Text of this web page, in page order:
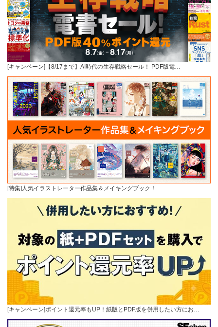
[キャンペーン]【8/17まで】AI時代の生存戦略セール！ PDF版電…
[特集]人気イラストレーター作品集＆メイキングブック！
[キャンペーン]ポイント還元率もUP！紙版とPDF版を併用したい方にお…